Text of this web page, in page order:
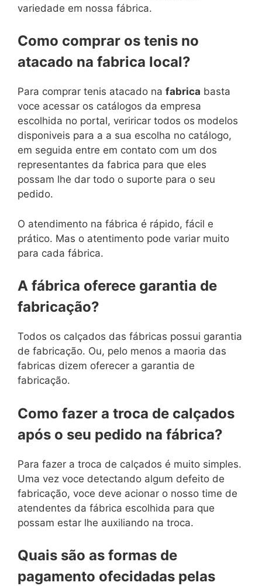
variedade em nossa fábrica.
Como comprar os tenis no
atacado na fabrica local?
Para comprar tenis atacado na fabrica basta
voce acessar os catálogos da empresa
escolhida no portal, veriricar todos os modelos
disponiveis para a a sua escolha no catálogo,
em seguida entre em contato com um dos
representantes da fabrica para que eles
possam lhe dar todo o suporte para o seu
pedido.
O atendimento na fábrica é rápido, fácil e
prático. Mas o atentimento pode variar muito
para cada fábrica.
A fábrica oferece garantia de
fabricação?
Todos os calçados das fábricas possui garantia
de fabricação. Ou, pelo menos a maoria das
fabricas dizem oferecer a garantia de
fabricação.
Como fazer a troca de calçados
após o seu pedido na fábrica?
Para fazer a troca de calçados é muito simples.
Uma vez voce detectando algum defeito de
fabricação, voce deve acionar o nosso time de
atendentes da fábrica escolhida para que
possam estar lhe auxiliando na troca.
Quais são as formas de
pagamento ofecidadas pelas